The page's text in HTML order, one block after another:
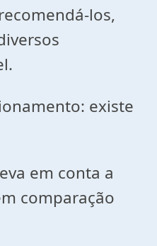
los,
existe
em conta a
comparação